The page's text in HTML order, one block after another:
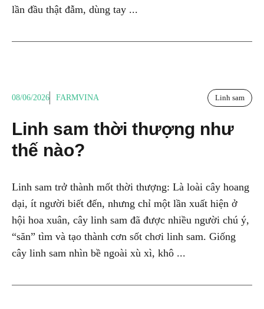
lần đầu thật đẫm, dùng tay ...
08/06/2026 FARMVINA Linh sam
Linh sam thời thượng như
thế nào?
Linh sam trở thành mốt thời thượng: Là loài cây hoang
dại, ít người biết đến, nhưng chỉ một lần xuất hiện ở
hội hoa xuân, cây linh sam đã được nhiều người chú ý,
“săn” tìm và tạo thành cơn sốt chơi linh sam. Giống
cây linh sam nhìn bề ngoài xù xì, khô ...